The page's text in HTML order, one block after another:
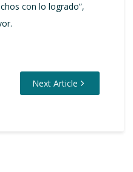
con lo logrado”,
Next Article